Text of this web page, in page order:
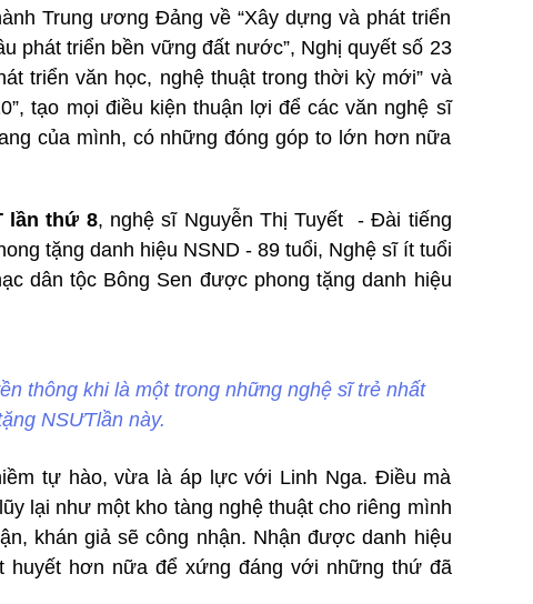
Trung ương Đảng về “Xây dựng và phát triển
phát triển bền vững đất nước”, Nghị quyết số 23
triển văn học, nghệ thuật trong thời kỳ mới” và
tạo mọi điều kiện thuận lợi để các văn nghệ sĩ
của mình, có những đóng góp to lớn hơn nữa
lần thứ 8, nghệ sĩ Nguyễn Thị Tuyết - Đài tiếng
tặng danh hiệu NSND - 89 tuổi, Nghệ sĩ ít tuổi
dân tộc Bông Sen được phong tặng danh hiệu
thông khi là một trong những nghệ sĩ trẻ nhất
NSƯTlần này.
tự hào, vừa là áp lực với Linh Nga. Điều mà
lại như một kho tàng nghệ thuật cho riêng mình
khán giả sẽ công nhận. Nhận được danh hiệu
huyết hơn nữa để xứng đáng với những thứ đã